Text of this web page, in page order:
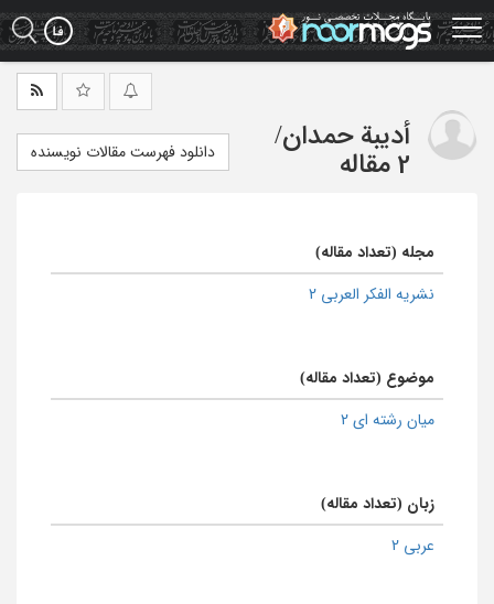
Skip
to
main
أدیبة حمدان/
2 مقاله
دانلود فهرست مقالات نویسنده
مجله (تعداد مقاله)
نشریه الفکر العربی 2
موضوع (تعداد مقاله)
میان رشته ای 2
زبان (تعداد مقاله)
عربی 2